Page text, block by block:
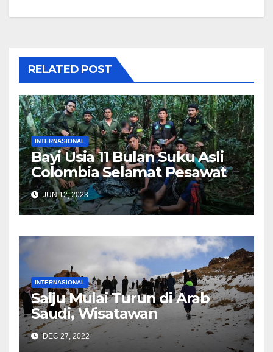
RELATED POST
INTERNASIONAL
Bayi Usia 11 Bulan Suku Asli
Colombia Selamat Pesawat
Jatuh, 40 Hari Tersesat di
Hutan Amazon
JUN 12, 2023
INTERNASIONAL
Salju Mulai Turun di Arab
Saudi, Wisatawan
Berbondong Datang
DEC 27, 2022